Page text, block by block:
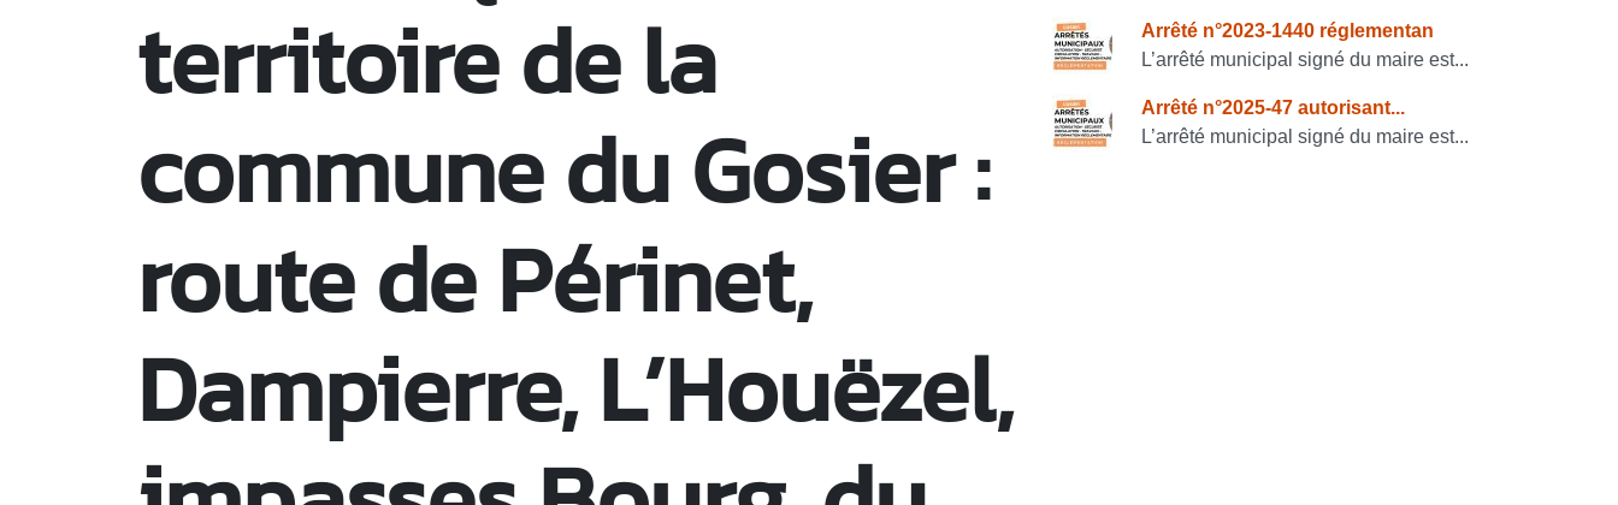
territoire de la
commune du Gosier :
route de Périnet,
Dampierre, L’Houëzel,
Arrêté n°2023-1440 réglementan
L’arrêté municipal signé du maire est...
Arrêté n°2025-47 autorisant...
L’arrêté municipal signé du maire est...